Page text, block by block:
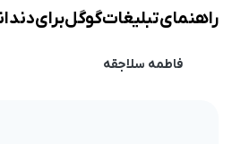
راهنمای تبلیغات گوگل برای
فاطمه سلاجقه